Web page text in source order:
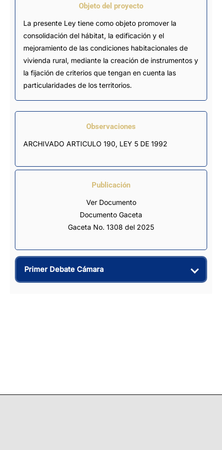
Objeto del proyecto
La presente Ley tiene como objeto promover la
consolidación del hábitat, la edificación y el
mejoramiento de las condiciones habitacionales de
vivienda rural, mediante la creación de instrumentos y
la fijación de criterios que tengan en cuenta las
particularidades de los territorios.
Observaciones
ARCHIVADO ARTICULO 190, LEY 5 DE 1992
Publicación
Ver Documento
Documento Gaceta
Gaceta No. 1308 del 2025
Primer Debate Cámara